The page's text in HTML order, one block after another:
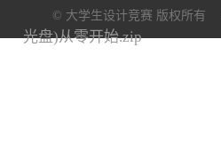
光盘)从零开始.zip
© 大学生设计竞赛 版权所有